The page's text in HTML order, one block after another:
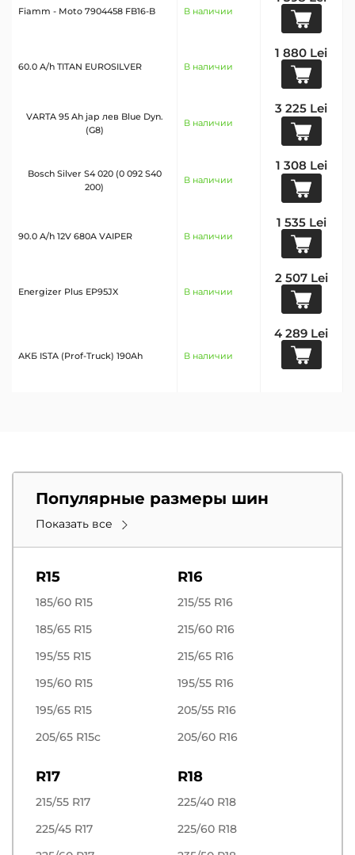
Fiamm - Moto 7904458 FB16-B В наличии
60.0 A/h TITAN EUROSILVER В наличии
1 880 Lei
VARTA 95 Ah jap лев Blue Dyn.
(G8)
В наличии
3 225 Lei
Bosch Silver S4 020 (0 092 S40
200)
В наличии
1 308 Lei
90.0 A/h 12V 680A VAIPER В наличии
1 535 Lei
Energizer Plus EP95JX В наличии
2 507 Lei
АКБ ISTA (Prof-Truck) 190Ah В наличии
4 289 Lei
Популярные размеры шин
Показать все
R15
185/60 R15
185/65 R15
195/55 R15
195/60 R15
195/65 R15
205/65 R15c
R16
215/55 R16
215/60 R16
215/65 R16
195/55 R16
205/55 R16
205/60 R16
R17
215/55 R17
225/45 R17
R18
225/40 R18
225/60 R18